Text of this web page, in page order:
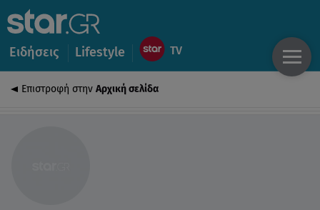
Ειδήσεις Lifestyle
Επιστροφή στην Αρχική σελίδα